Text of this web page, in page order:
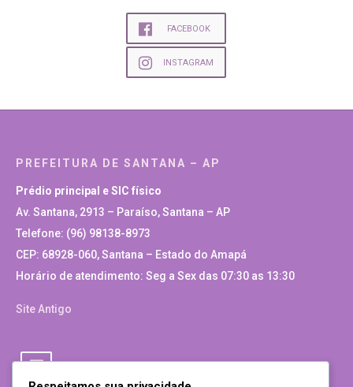
FACEBOOK
INSTAGRAM
PREFEITURA DE SANTANA – AP
Prédio principal e SIC físico
Av. Santana, 2913 – Paraíso, Santana – AP
Telefone: (96) 98138-8973
CEP: 68928-060, Santana – Estado do Amapá
Horário de atendimento: Seg a Sex das 07:30 as 13:30
Site Antigo